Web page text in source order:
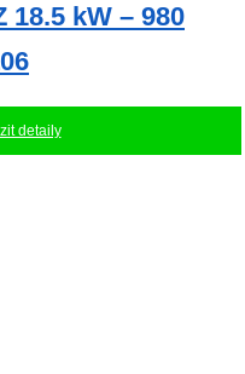
kW – 980
detaily